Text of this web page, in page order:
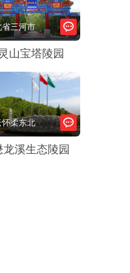
省三河市
灵山宝塔陵园
怀柔东北
龙溪生态陵园